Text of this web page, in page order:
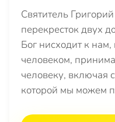
Святитель
перекресток двух
Бог нисходит к нам,
человеком,
человеку, включая
которой мы можем